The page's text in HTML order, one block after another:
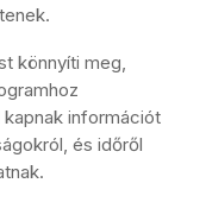
könnyíti meg,
információt
és időről